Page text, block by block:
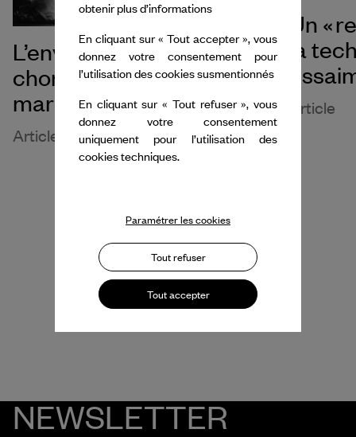
L’envol d’Elsa Wolliaston,
chorégraphe de la
marche
Article
Un «
la
Article
NEWSLETTER
obtenir plus d’informations
En cliquant sur « Tout accepter », vous
donnez votre consentement pour
l’utilisation des cookies susmentionnés
En cliquant sur « Tout refuser », vous
donnez votre consentement
uniquement pour l’utilisation des
cookies techniques.
Paramétrer les cookies
Tout refuser
Tout accepter